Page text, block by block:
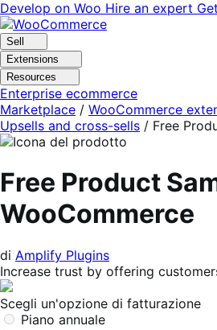
Vai
alla
navigazione
Vai
al
contenuto
Develop on Woo Hire an expert
Sell
Extensions
Resources
Enterprise ecommerce
Marketplace / WooCommerce
Upsells and cross-sells / Free
Free Product
WooCommerce
di Amplify Plugins
Increase trust by offering
Scegli un'opzione di fatturazione
Piano annuale